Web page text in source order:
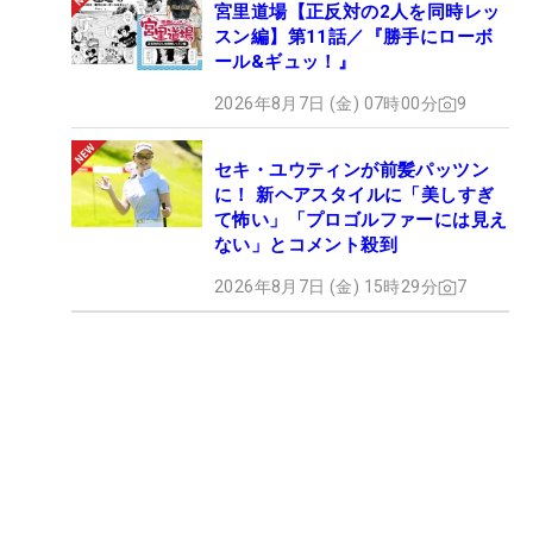
宮里道場【正反対の2人を同時レッ
スン編】第11話／『勝手にローボ
ール&ギュッ！』
2026年8月7日 (金) 07時00分 9
セキ・ユウティンが前髪パッツン
に！ 新ヘアスタイルに「美しすぎ
て怖い」「プロゴルファーには見え
ない」とコメント殺到
2026年8月7日 (金) 15時29分 7